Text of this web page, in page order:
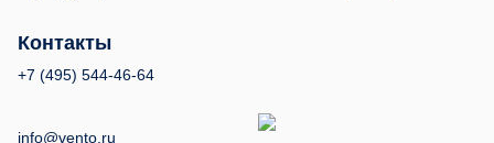
Контакты
+7 (495) 544-46-64
info@vento.ru